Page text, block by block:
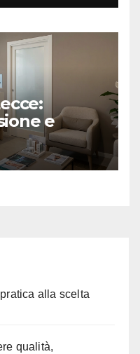
e
alla scelta
qualità,